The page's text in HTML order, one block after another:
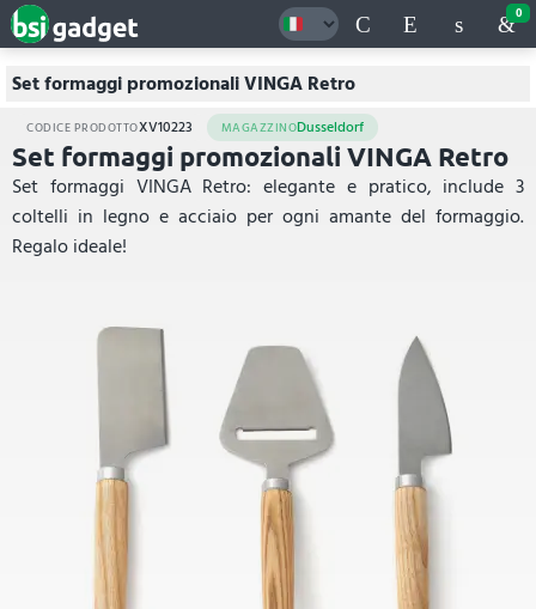
0
Set formaggi promozionali VINGA Retro
CODICE PRODOTTOXV10223 MAGAZZINODusseldorf
Set formaggi promozionali VINGA Retro
Set formaggi VINGA Retro: elegante e pratico, include 3
coltelli in legno e acciaio per ogni amante del formaggio.
Regalo ideale!